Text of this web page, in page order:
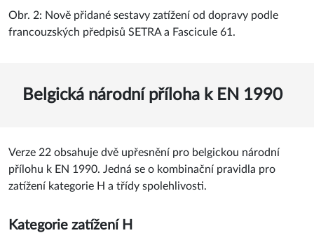
Obr. 2: Nově přidané sestavy zatížení od dopravy podle
francouzských předpisů SETRA a Fascicule 61.
Belgická národní příloha k EN 1990
Verze 22 obsahuje dvě upřesnění pro belgickou národní
přílohu k EN 1990. Jedná se o kombinační pravidla pro
zatížení kategorie H a třídy spolehlivosti.
Kategorie zatížení H